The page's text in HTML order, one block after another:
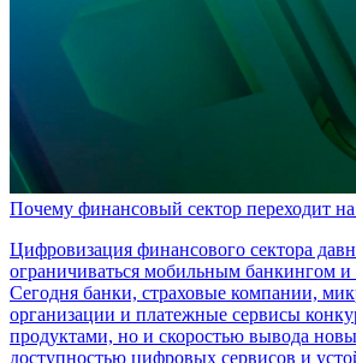
Почему финансовый сектор переходит
Цифровизация финансового сектора
ограничиваться мобильным банкингом
Сегодня банки, страховые компании,
организации и платежные сервисы
продуктами, но и скоростью вывода
доступностью цифровых сервисов и